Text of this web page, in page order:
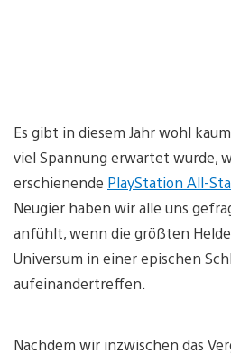
Es gibt in diesem Jahr wohl
viel Spannung erwartet wurde,
erschienende PlayStation All-
Neugier haben wir alle uns
anfühlt, wenn die größten
Universum in einer epischen
aufeinandertreffen.
Nachdem wir inzwischen das